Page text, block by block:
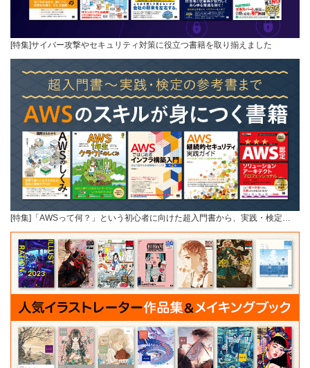
[特集]サイバー攻撃やセキュリティ対策に役立つ書籍を取り揃えました
[特集]「AWSって何？」という初心者に向けた超入門書から、実践・検定…